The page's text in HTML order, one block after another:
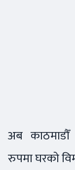
अब काठमाडौँ
रुपमा घरको